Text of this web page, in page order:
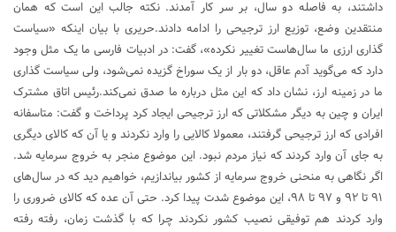
داشتند، به فاصله دو سال، بر سر کار آمدند. نکته جالب این است که همان
منتقدین وضع، توزیع ارز ترجیحی را ادامه دادند.حریری با بیان اینکه «سیاست
گذاری ارزی ما سال‌هاست تغییر نکرده»، گفت: در ادبیات فارسی ما یک مثل وجود
دارد که می‌گوید آدم عاقل، دو بار از یک سوراخ گزیده نمی‌شود، ولی سیاست گذاری
ما در زمینه ارز، نشان داد که این مثل درباره ما صدق نمی‌کند.رئیس اتاق مشترک
ایران و چین به دیگر مشکلاتی که ارز ترجیحی ایجاد کرد پرداخت و گفت: متاسفانه
افرادی که ارز ترجیحی گرفتند، معمولا کالایی را وارد نکردند و یا آن که کالای دیگری
به جای آن وارد کردند که نیاز مردم نبود. این موضوع منجر به خروج سرمایه شد.
اگر نگاهی به منحنی خروج سرمایه از کشور بیاندازیم، خواهیم دید که در سال‌های
۹۱ تا ۹۲ و ۹۷ تا ۹۸، این موضوع شدت پیدا کرد. حتی آن عده که کالای ضروری را
وارد کردند هم توفیقی نصیب کشور نکردند چرا که با گذشت زمان، رفته رفته